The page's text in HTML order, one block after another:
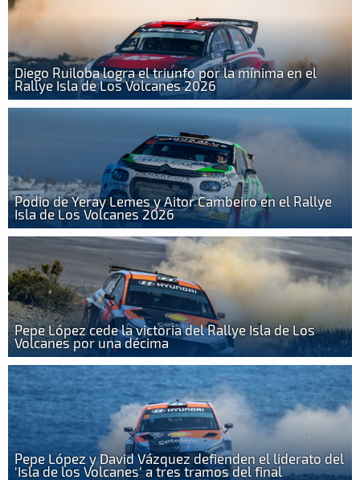
Diego Ruiloba logra el triunfo por la mínima en el
Rallye Isla de Los Volcanes 2026
Podio de Yeray Lemes y Aitor Cambeiro en el Rallye
Isla de Los Volcanes 2026
Pepe López cede la victoria del Rallye Isla de Los
Volcanes por una décima
Pepe López y David Vázquez defienden el liderato del
'Isla de los Volcanes' a tres tramos del final